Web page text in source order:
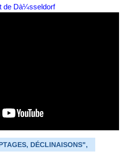
de Dà¼sseldorf
DÉCLINAISONS",